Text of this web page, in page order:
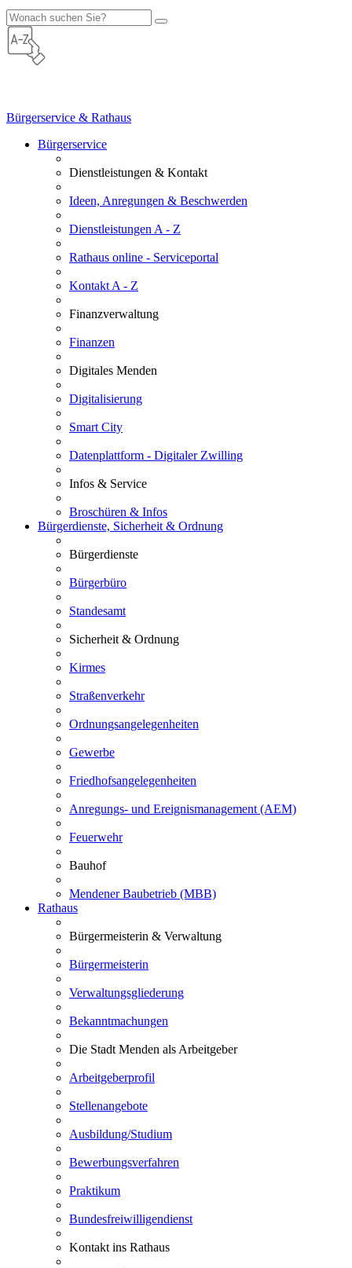
Bürgerservice & Rathaus
Bürgerservice
Dienstleistungen & Kontakt
Ideen, Anregungen & Beschwerden
Dienstleistungen A - Z
Rathaus online - Serviceportal
Kontakt A - Z
Finanzverwaltung
Finanzen
Digitales Menden
Digitalisierung
Smart City
Datenplattform - Digitaler Zwilling
Infos & Service
Broschüren & Infos
Bürgerdienste, Sicherheit & Ordnung
Bürgerdienste
Bürgerbüro
Standesamt
Sicherheit & Ordnung
Kirmes
Straßenverkehr
Ordnungsangelegenheiten
Gewerbe
Friedhofsangelegenheiten
Anregungs- und Ereignismanagement (AEM)
Feuerwehr
Bauhof
Mendener Baubetrieb (MBB)
Rathaus
Bürgermeisterin & Verwaltung
Bürgermeisterin
Verwaltungsgliederung
Bekanntmachungen
Die Stadt Menden als Arbeitgeber
Arbeitgeberprofil
Stellenangebote
Ausbildung/Studium
Bewerbungsverfahren
Praktikum
Bundesfreiwilligendienst
Kontakt ins Rathaus